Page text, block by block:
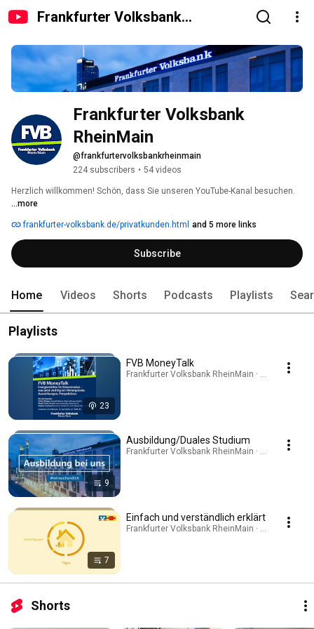
Frankfurter Volksbank
Frankfurter Volksbank
RheinMain
@frankfurtervolksbankrheinmain
224 subscribers • 54 videos
Herzlich willkommen! Schön, dass Sie unseren YouTube-Kanal besuchen.
...more
frankfurter-volksbank.de/privatkunden.html and 5 more links
Subscribe
Home Videos Shorts Podcasts Playlists
Playlists
23
FVB MoneyTalk
Frankfurter Volksbank RheinMain · Podcast
9
Ausbildung/Duales Studium
Frankfurter Volksbank RheinMain · Playlist
7
Einfach und verständlich erklärt
Frankfurter Volksbank RheinMain · Playlist
Shorts